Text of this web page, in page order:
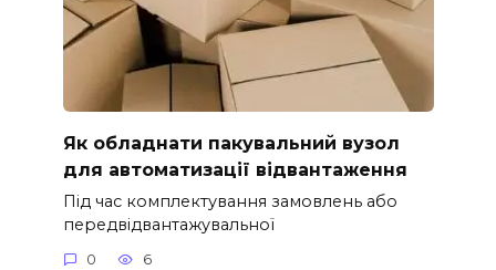
Як обладнати пакувальний вузол
для автоматизації відвантаження
Під час комплектування замовлень або
передвідвантажувальної
0 6